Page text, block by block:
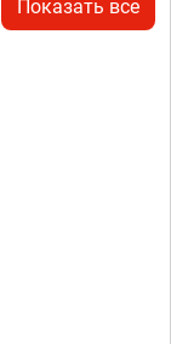
Показать все